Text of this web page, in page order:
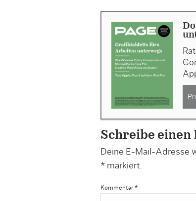
Schreibe einen
Deine E-Mail-Adresse
*markiert.
Kommentar *